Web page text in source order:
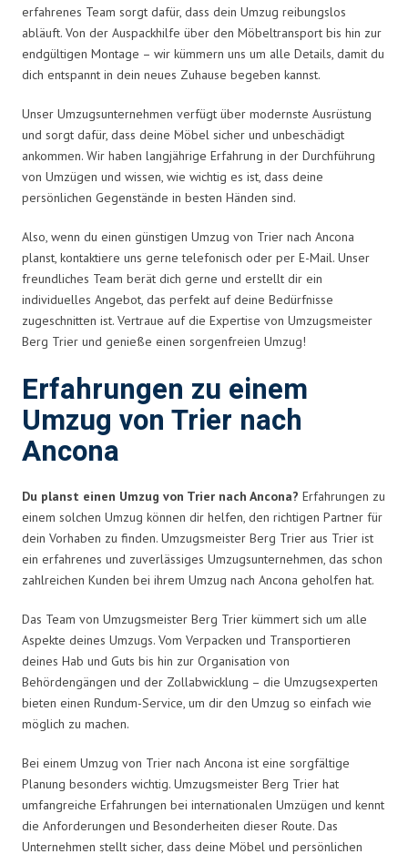
erfahrenes Team sorgt dafür, dass dein Umzug reibungslos
abläuft. Von der Auspackhilfe über den Möbeltransport bis hin zur
endgültigen Montage – wir kümmern uns um alle Details, damit du
dich entspannt in dein neues Zuhause begeben kannst.
Unser Umzugsunternehmen verfügt über modernste Ausrüstung
und sorgt dafür, dass deine Möbel sicher und unbeschädigt
ankommen. Wir haben langjährige Erfahrung in der Durchführung
von Umzügen und wissen, wie wichtig es ist, dass deine
persönlichen Gegenstände in besten Händen sind.
Also, wenn du einen günstigen Umzug von Trier nach Ancona
planst, kontaktiere uns gerne telefonisch oder per E-Mail. Unser
freundliches Team berät dich gerne und erstellt dir ein
individuelles Angebot, das perfekt auf deine Bedürfnisse
zugeschnitten ist. Vertraue auf die Expertise von Umzugsmeister
Berg Trier und genieße einen sorgenfreien Umzug!
Erfahrungen zu einem
Umzug von Trier nach
Ancona
Du planst einen Umzug von Trier nach Ancona? Erfahrungen zu
einem solchen Umzug können dir helfen, den richtigen Partner für
dein Vorhaben zu finden. Umzugsmeister Berg Trier aus Trier ist
ein erfahrenes und zuverlässiges Umzugsunternehmen, das schon
zahlreichen Kunden bei ihrem Umzug nach Ancona geholfen hat.
Das Team von Umzugsmeister Berg Trier kümmert sich um alle
Aspekte deines Umzugs. Vom Verpacken und Transportieren
deines Hab und Guts bis hin zur Organisation von
Behördengängen und der Zollabwicklung – die Umzugsexperten
bieten einen Rundum-Service, um dir den Umzug so einfach wie
möglich zu machen.
Bei einem Umzug von Trier nach Ancona ist eine sorgfältige
Planung besonders wichtig. Umzugsmeister Berg Trier hat
umfangreiche Erfahrungen bei internationalen Umzügen und kennt
die Anforderungen und Besonderheiten dieser Route. Das
Unternehmen stellt sicher, dass deine Möbel und persönlichen